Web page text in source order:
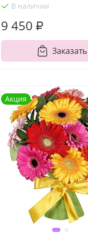
В наличии
9 450 ₽
Заказать
Акция